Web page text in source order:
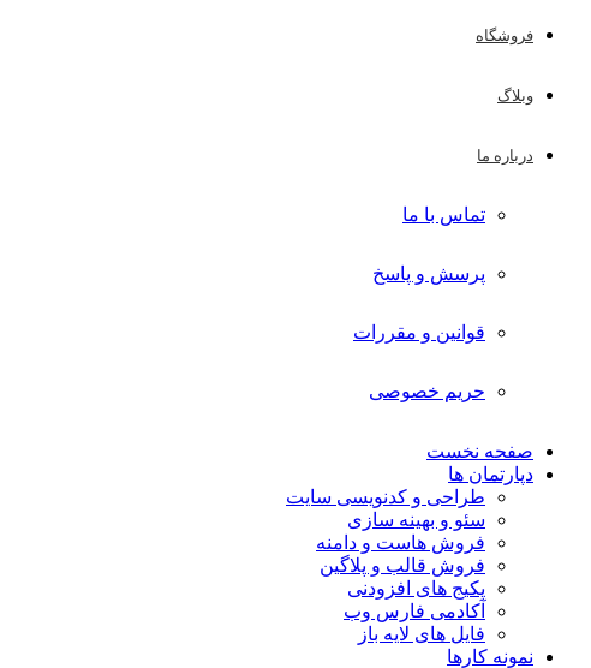
فروشگاه
وبلاگ
درباره ما
تماس با ما
پرسش و پاسخ
قوانین و مقررات
حریم خصوصی
صفحه نخست
دپارتمان ها
طراحی و کدنویسی سایت
سئو و بهینه سازی
فروش هاست و دامنه
فروش قالب و پلاگین
پکیج های افزودنی
آکادمی فارس وب
فایل های لایه باز
نمونه کارها